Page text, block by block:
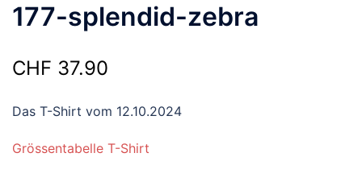
177-splendid-zebra
CHF 37.90
Das T-Shirt vom 12.10.2024
Grössentabelle T-Shirt